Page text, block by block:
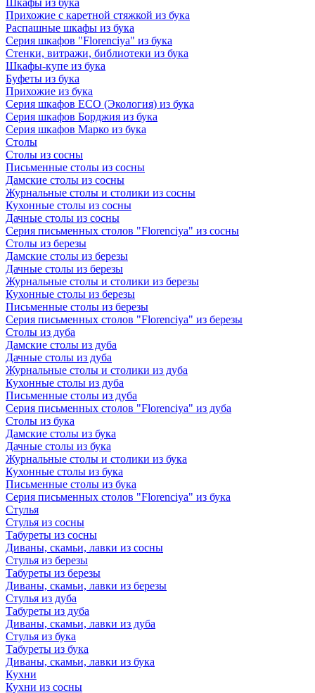
Шкафы из бука
Прихожие с каретной стяжкой из бука
Распашные шкафы из бука
Серия шкафов "Florenciya" из бука
Стенки, витражи, библиотеки из бука
Шкафы-купе из бука
Буфеты из бука
Прихожие из бука
Серия шкафов ECO (Экология) из бука
Серия шкафов Борджия из бука
Серия шкафов Марко из бука
Столы
Столы из сосны
Письменные столы из сосны
Дамские столы из сосны
Журнальные столы и столики из сосны
Кухонные столы из сосны
Дачные столы из сосны
Серия письменных столов "Florenciya" из сосны
Столы из березы
Дамские столы из березы
Дачные столы из березы
Журнальные столы и столики из березы
Кухонные столы из березы
Письменные столы из березы
Серия письменных столов "Florenciya" из березы
Столы из дуба
Дамские столы из дуба
Дачные столы из дуба
Журнальные столы и столики из дуба
Кухонные столы из дуба
Письменные столы из дуба
Серия письменных столов "Florenciya" из дуба
Столы из бука
Дамские столы из бука
Дачные столы из бука
Журнальные столы и столики из бука
Кухонные столы из бука
Письменные столы из бука
Серия письменных столов "Florenciya" из бука
Стулья
Стулья из сосны
Табуреты из сосны
Диваны, скамьи, лавки из сосны
Стулья из березы
Табуреты из березы
Диваны, скамьи, лавки из березы
Стулья из дуба
Табуреты из дуба
Диваны, скамьи, лавки из дуба
Стулья из бука
Табуреты из бука
Диваны, скамьи, лавки из бука
Кухни
Кухни из сосны